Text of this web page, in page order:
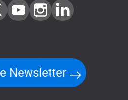
Newsletter